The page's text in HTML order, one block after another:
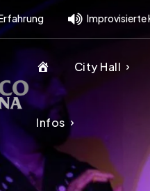
Improvisierte
o
City Hall
Infos